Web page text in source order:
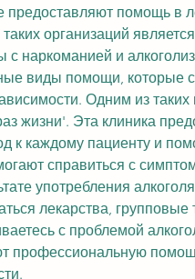
помощь в
организаций
с наркоманией и
виды помощи, которые
Одним из таких
жизни'. Эта клиника
к каждому пациенту и
справиться с
употребления
лекарства,
с проблемой
профессиональную